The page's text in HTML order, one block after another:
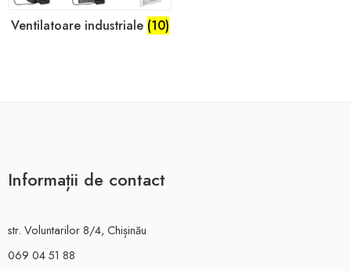
Ventilatoare industriale (10)
Informații de contact
str. Voluntarilor 8/4, Chișinău
069 04 51 88